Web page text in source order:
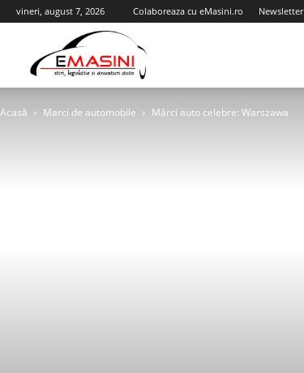
vineri, august 7, 2026 Colaboreaza cu eMasini.ro Newsletter
Acasă Marci de automobile Mărci auto celebre: Warszawa